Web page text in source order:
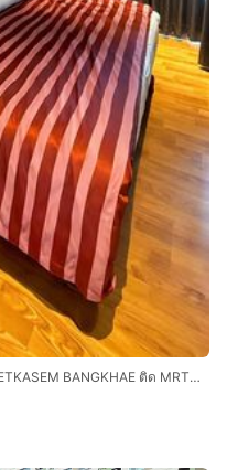
ขาย ให้เช่า คอนโด THE PRESIDENT PHETKASEM BANGKHAE ติด MRT หลักสอง ห้องมุม วิวสวย พร้อมอยู่